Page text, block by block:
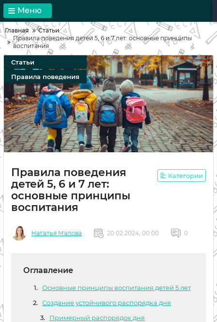
Меню
Главная
Статьи
Правила поведения детей 5, 6 и 7 лет: основные принципы
воспитания
Статьи
Правила поведения
Правила поведения
детей 5, 6 и 7 лет:
основные принципы
воспитания
Категории
Наталья Малова 20 02 2024, 00:00 0
Оглавление
Основные принципы воспитания детей 5 лет
Создание устойчивого распорядка дня
Примерный распорядок дня